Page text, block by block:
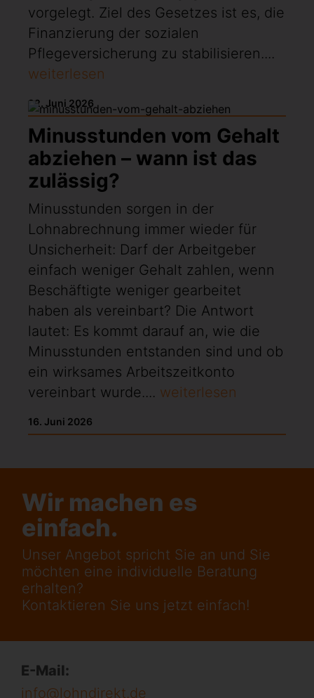
vorgelegt. Ziel des Gesetzes ist es, die
Finanzierung der sozialen
Pflegeversicherung zu stabilisieren....
weiterlesen
22. Juni 2026
Minusstunden vom Gehalt
abziehen – wann ist das
zulässig?
Minusstunden sorgen in der
Lohnabrechnung immer wieder für
Unsicherheit: Darf der Arbeitgeber
einfach weniger Gehalt zahlen, wenn
Beschäftigte weniger gearbeitet
haben als vereinbart? Die Antwort
lautet: Es kommt darauf an, wie die
Minusstunden entstanden sind und ob
ein wirksames Arbeitszeitkonto
vereinbart wurde.... weiterlesen
16. Juni 2026
Wir machen es
einfach.
Unser Angebot spricht Sie an und Sie
möchten eine individuelle Beratung
erhalten?
Kontaktieren Sie uns jetzt einfach!
E-Mail:
info@lohndirekt.de